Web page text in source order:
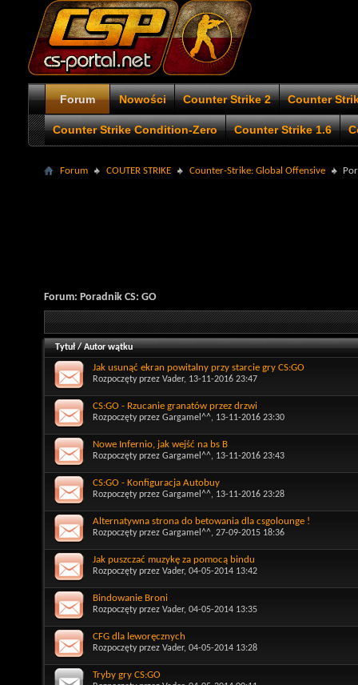
Forum Nowości Counter Strike 2 Counter
Counter Strike Condition-Zero Counter Strike 1.6
Forum COUTER STRIKE Counter-Strike: Global Offensive
Forum: Poradnik CS: GO
Tytuł/Autor wątku
Jak usunąć ekran powitalny przy starcie gry CS:GO
Rozpoczęty przez Vader, 13-11-2016 23:47
CS:GO - Rzucanie granatów przez drzwi
Rozpoczęty przez Gargamel^^, 13-11-2016 23:30
Nowe Infernio, jak wejść na bs B
Rozpoczęty przez Gargamel^^, 13-11-2016 23:43
CS:GO - Konfiguracja Autobuy
Rozpoczęty przez Gargamel^^, 13-11-2016 23:28
Alternatywna strona do betowania dla csgolounge !
Rozpoczęty przez Gargamel^^, 27-09-2015 18:36
Jak puszczać muzykę za pomocą bindu
Rozpoczęty przez Vader, 04-05-2014 13:42
Bindowanie Broni
Rozpoczęty przez Vader, 04-05-2014 13:35
CFG dla leworęcznych
Rozpoczęty przez Vader, 04-05-2014 13:28
Tryby gry CS:GO